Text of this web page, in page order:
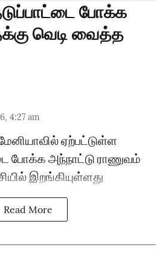
போக்க
வெடி வைத்த
4:27 am
ஏற்பட்டுள்ள
போக்க அந்நாட்டு ராணுவம்
இறங்கியுள்ளது
Read More